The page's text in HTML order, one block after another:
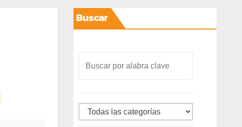
Buscar